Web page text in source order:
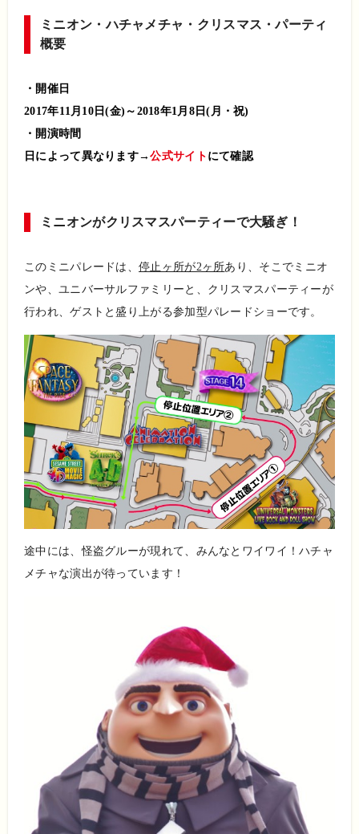
ミニオン・ハチャメチャ・クリスマス・パーティ
概要
・開催日
2017年11月10日(金)～2018年1月8日(月・祝)
・開演時間
日によって異なります→公式サイト にて確認
ミニオンがクリスマスパーティーで大騒ぎ！
このミニパレードは、停止ヶ所が2ヶ所あり、そこでミニオ
ンや、ユニバーサルファミリーと、クリスマスパーティーが
行われ、ゲストと盛り上がる参加型パレードショーです。
途中には、怪盗グルーが現れて、みんなとワイワイ！ハチャ
メチャな演出が待っています！